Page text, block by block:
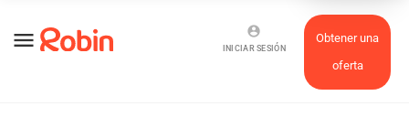
menu
Obtener una
oferta
account_circle
INICIAR SESIÓN